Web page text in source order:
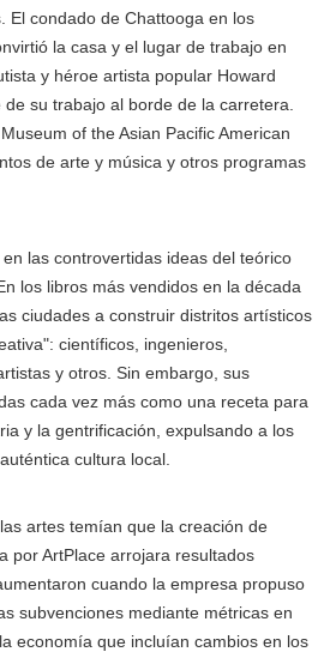
El condado de Chattooga en los
la casa y el lugar de trabajo en
y héroe artista popular Howard
su trabajo al borde de la carretera.
of the Asian Pacific American
de arte y música y otros programas
las controvertidas ideas del teórico
los libros más vendidos en la década
ciudades a construir distritos artísticos
científicos, ingenieros,
y otros. Sin embargo, sus
cada vez más como una receta para
y la gentrificación, expulsando a los
cultura local.
artes temían que la creación de
por ArtPlace arrojara resultados
cuando la empresa propuso
subvenciones mediante métricas en
economía que incluían cambios en los